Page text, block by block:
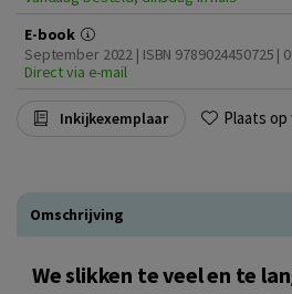
E-book
September 2022 | ISBN 9789024450725 |
Direct via e-mail
Inkijkexemplaar Plaats
Omschrijving
We slikken te veel en te